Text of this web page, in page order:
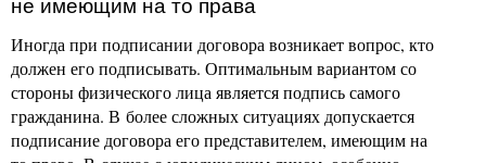
не имеющим на то права
Иногда при подписании договора возникает вопрос, кто
должен его подписывать. Оптимальным вариантом со
стороны физического лица является подпись самого
гражданина. В более сложных ситуациях допускается
подписание договора его представителем, имеющим на